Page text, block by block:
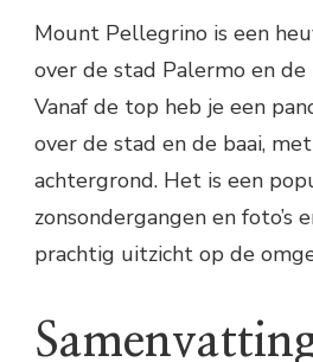
Mount Pellegrino is een
over de stad Palermo en de
Vanaf de top heb je een
over de stad en de baai,
achtergrond. Het is een
zonsondergangen en foto’s
prachtig uitzicht op de